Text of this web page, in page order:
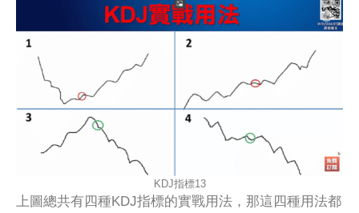
KDJ指標13
上圖總共有四種KDJ指標的實戰用法，那這四種用法都